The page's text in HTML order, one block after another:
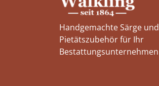
Handgemachte Särge und
Pietätszubehör für Ihr
Bestattungs­unternehmen